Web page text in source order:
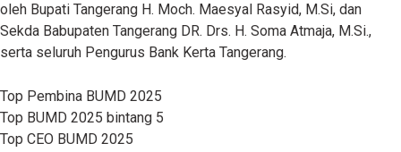
oleh Bupati Tangerang H. Moch. Maesyal Rasyid, M.Si, dan
Sekda Babupaten Tangerang DR. Drs. H. Soma Atmaja, M.Si.,
serta seluruh Pengurus Bank Kerta Tangerang.
Top Pembina BUMD 2025
Top BUMD 2025 bintang 5
Top CEO BUMD 2025